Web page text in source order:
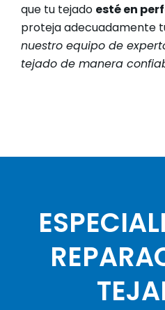
que tu tejado esté en
proteja adecuadamente
nuestro equipo de
tejado de manera